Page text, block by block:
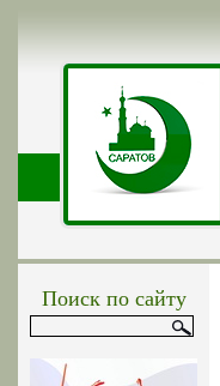
Поиск по сайту